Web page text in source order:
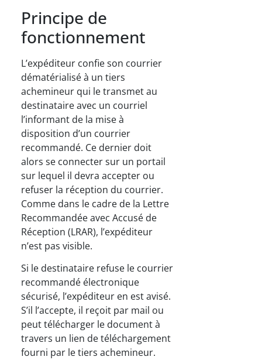
Principe de
fonctionnement
L’expéditeur confie son courrier
dématérialisé à un tiers
achemineur qui le transmet au
destinataire avec un courriel
l’informant de la mise à
disposition d’un courrier
recommandé. Ce dernier doit
alors se connecter sur un portail
sur lequel il devra accepter ou
refuser la réception du courrier.
Comme dans le cadre de la Lettre
Recommandée avec Accusé de
Réception (LRAR), l’expéditeur
n’est pas visible.
Si le destinataire refuse le courrier
recommandé électronique
sécurisé, l’expéditeur en est avisé.
S’il l’accepte, il reçoit par mail ou
peut télécharger le document à
travers un lien de téléchargement
fourni par le tiers achemineur.